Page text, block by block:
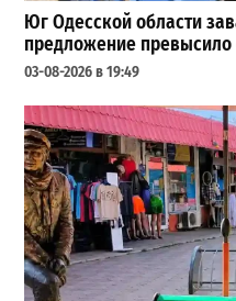
Юг Одесской области
предложение превысило
03-08-2026 в 19:49